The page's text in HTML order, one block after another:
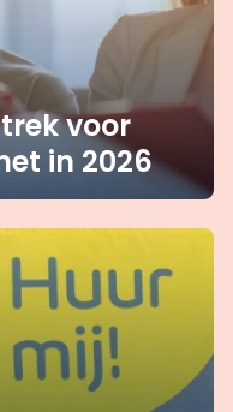
voor
in 2026